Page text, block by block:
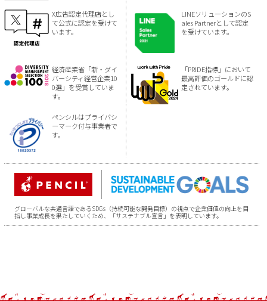
X広告認定代理店とし
て公式に認定を受けて
います。
LINEソリューションのS
ales Partnerとして認定
を受けています。
経済産業省「新・ダイ
バーシティ経営企業10
0選」を受賞していま
す。
「PRIDE指標」において
最高評価のゴールドに認
定されています。
ペンシルはプライバシ
ーマーク付与事業者で
す。
グローバルな共通言語であるSDGs（持続可能な開発目標）の視点で企業価値の向上を目
指し事業成長を果たしていくため、「サステナブル宣言」を表明しています。